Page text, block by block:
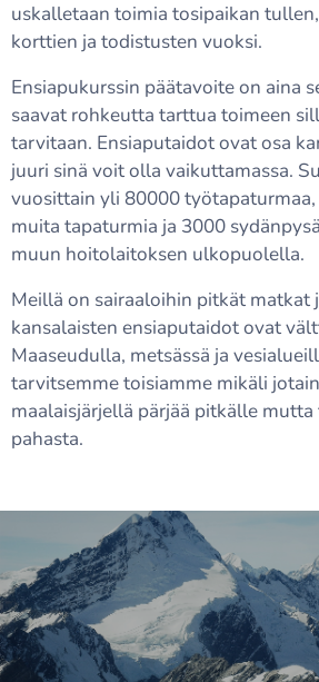
uskalletaan toimia tosipaikan
korttien ja todistusten vuoksi.
Ensiapukurssin päätavoite on aina
saavat rohkeutta tarttua toimeen
tarvitaan. Ensiaputaidot ovat osa
juuri sinä voit olla vaikuttamassa.
vuosittain yli 80000
muita tapaturmia ja 3000
muun hoitolaitoksen ulkopuolella.
Meillä on sairaaloihin pitkät matkat
kansalaisten ensiaputaidot ovat
Maaseudulla, metsässä ja
tarvitsemme toisiamme mikäli
maalaisjärjellä pärjää pitkälle
pahasta.